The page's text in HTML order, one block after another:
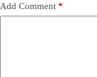
Add Comment *